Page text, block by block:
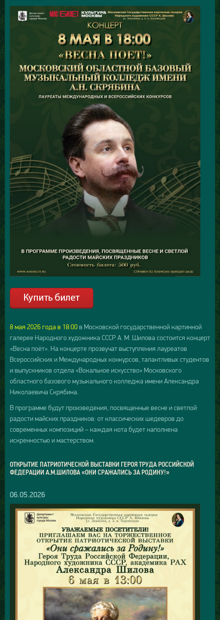
8 мая 2026 года в 18:00в Московской государственной картинной
галерее Народного художника СССР А. М. Шилова состоится концерт
«Весна поёт». На концерте прозвучат выступления лауреатов
Всероссийских и Международных конкурсов, талантливых студентов
и выпускников отдела «Вокальное искусство» Московского
областного базового музыкального колледжа имени Александра
Николаевича Скрябина.
В программе будут произведения, посвященные весне и светлой
радости майских праздников: от классических шедевров до
современных композиций – каждая нота будет наполнена
искренностью и мастерством.
ОТКРЫТИЕ ПАТРИОТИЧЕСКОЙ ВЫСТАВКИ ГЕРОЯ ТРУДА РОССИЙСКОЙ
ФЕДЕРАЦИИ А.М.ШИЛОВА «ОНИ СРАЖАЛИСЬ ЗА РОДИНУ!»
06.05.2026